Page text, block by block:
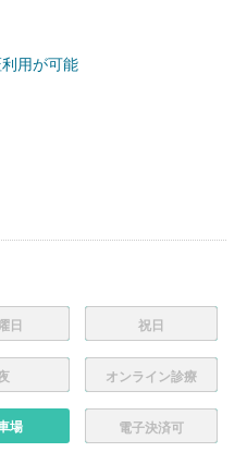
用が可能
日 祝日
オンライン診療
場 電子決済可